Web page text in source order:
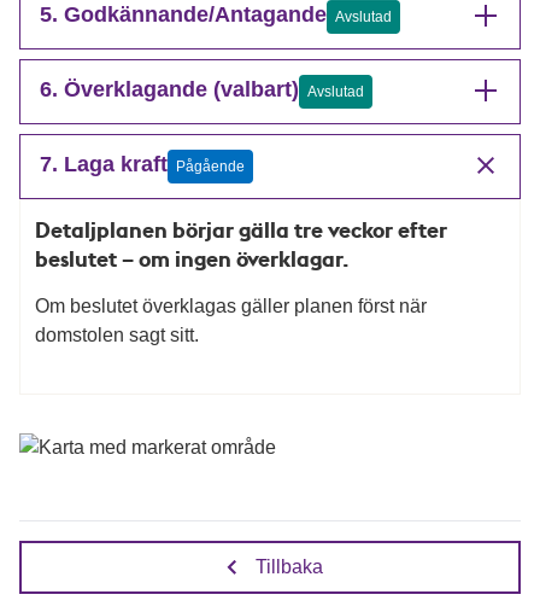
5. Godkännande/Antagande Avslutad
6. Överklagande (valbart) Avslutad
7. Laga kraft Pågående
Detaljplanen börjar gälla tre veckor efter
beslutet – om ingen överklagar.
Om beslutet överklagas gäller planen först när
domstolen sagt sitt.
Tillbaka